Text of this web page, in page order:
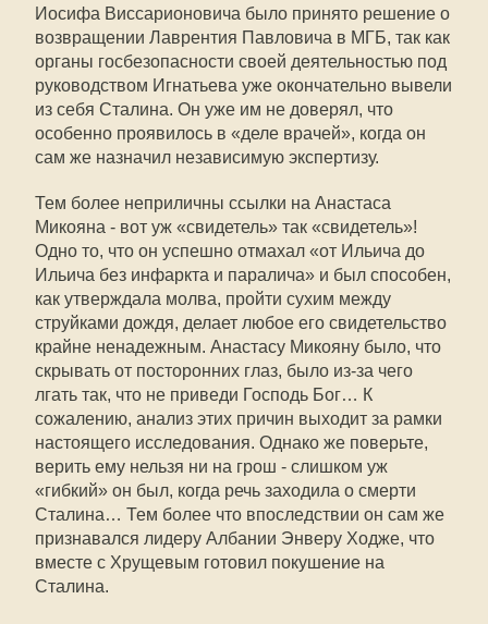
Иосифа Виссарионовича было принято решение о
возвращении Лаврентия Павловича в МГБ, так как
органы госбезопасности своей деятельностью под
руководством Игнатьева уже окончательно вывели
из себя Сталина. Он уже им не доверял, что
особенно проявилось в «деле врачей», когда он
сам же назначил независимую экспертизу.
Тем более неприличны ссылки на Анастаса
Микояна - вот уж «свидетель» так «свидетель»!
Одно то, что он успешно отмахал «от Ильича до
Ильича без инфаркта и паралича» и был способен,
как утверждала молва, пройти сухим между
струйками дождя, делает любое его свидетельство
крайне ненадежным. Анастасу Микояну было, что
скрывать от посторонних глаз, было из-за чего
лгать так, что не приведи Господь Бог… К
сожалению, анализ этих причин выходит за рамки
настоящего исследования. Однако же поверьте,
верить ему нельзя ни на грош - слишком уж
«гибкий» он был, когда речь заходила о смерти
Сталина… Тем более что впоследствии он сам же
признавался лидеру Албании Энверу Ходже, что
вместе с Хрущевым готовил покушение на
Сталина.